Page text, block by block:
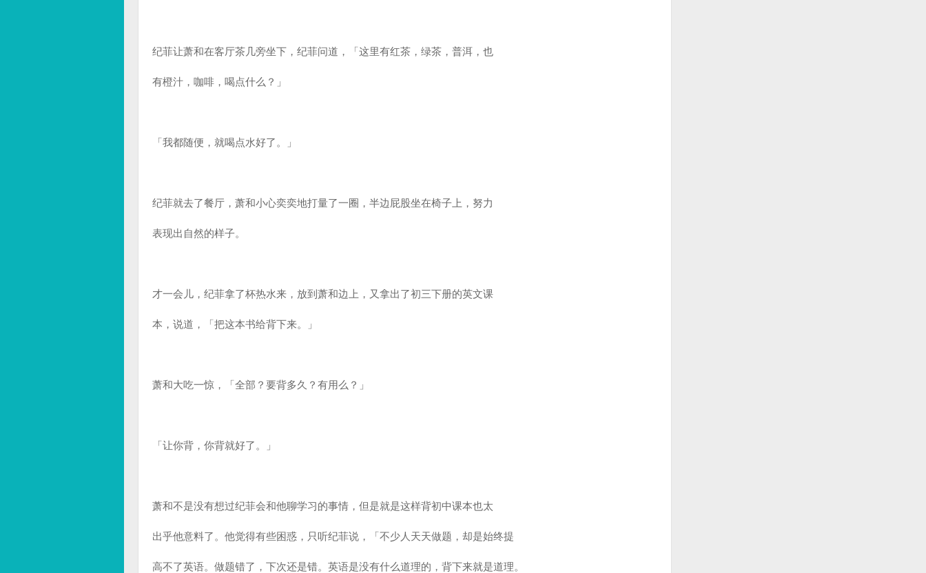
纪菲让萧和在客厅茶几旁坐下，纪菲问道，「这里有红茶，绿茶，普洱，也
有橙汁，咖啡，喝点什么？」
「我都随便，就喝点水好了。」
纪菲就去了餐厅，萧和小心奕奕地打量了一圈，半边屁股坐在椅子上，努力
表现出自然的样子。
才一会儿，纪菲拿了杯热水来，放到萧和边上，又拿出了初三下册的英文课
本，说道，「把这本书给背下来。」
萧和大吃一惊，「全部？要背多久？有用么？」
「让你背，你背就好了。」
萧和不是没有想过纪菲会和他聊学习的事情，但是就是这样背初中课本也太
出乎他意料了。他觉得有些困惑，只听纪菲说，「不少人天天做题，却是始终提
高不了英语。做题错了，下次还是错。英语是没有什么道理的，背下来就是道理。